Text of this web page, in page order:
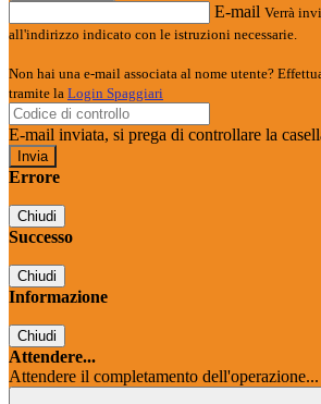
E-mail Verrà
all'indirizzo indicato con le istruzioni necessarie.
Non hai una e-mail associata al nome utente?
tramite la Login Spaggiari
E-mail inviata, si prega di controllare la
Errore
Chiudi
Successo
Chiudi
Informazione
Chiudi
Attendere...
Attendere il completamento dell'operazione...